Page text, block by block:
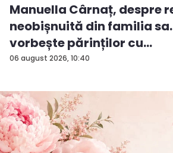
06 august 2026, 10:40
Manuella Cârnaț, despre
neobișnuită din familia sa.
vorbește părinților cu
„dumneavoastră...